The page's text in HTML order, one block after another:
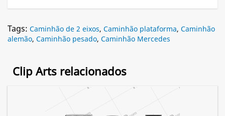
Tags: Caminhão de 2 eixos, Caminhão plataforma, Caminhão
alemão, Caminhão pesado, Caminhão Mercedes
Clip Arts relacionados